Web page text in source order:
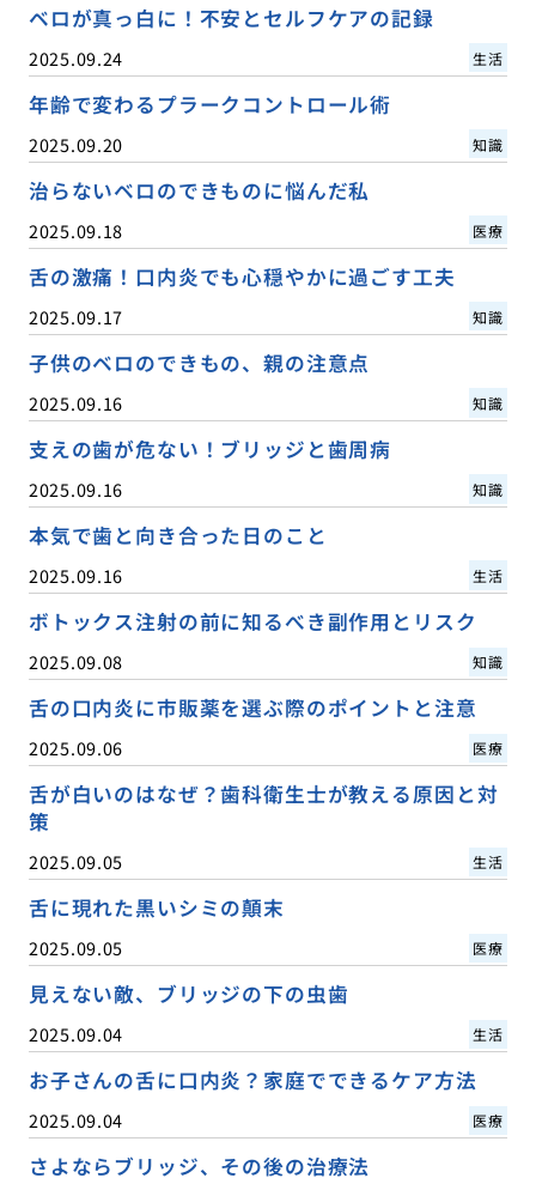
ベロが真っ白に！不安とセルフケアの記録
2025.09.24 生活
年齢で変わるプラークコントロール術
2025.09.20 知識
治らないベロのできものに悩んだ私
2025.09.18 医療
舌の激痛！口内炎でも心穏やかに過ごす工夫
2025.09.17 知識
子供のベロのできもの、親の注意点
2025.09.16 知識
支えの歯が危ない！ブリッジと歯周病
2025.09.16 知識
本気で歯と向き合った日のこと
2025.09.16 生活
ボトックス注射の前に知るべき副作用とリスク
2025.09.08 知識
舌の口内炎に市販薬を選ぶ際のポイントと注意
2025.09.06 医療
舌が白いのはなぜ？歯科衛生士が教える原因と対
策
2025.09.05 生活
舌に現れた黒いシミの顛末
2025.09.05 医療
見えない敵、ブリッジの下の虫歯
2025.09.04 生活
お子さんの舌に口内炎？家庭でできるケア方法
2025.09.04 医療
さよならブリッジ、その後の治療法